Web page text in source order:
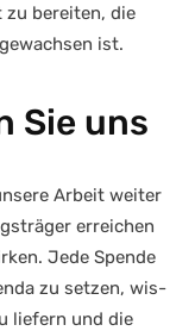
berei­ten, die
ist.
Sie uns
Arbeit wei­ter
errei­chen
Jede Spen­de
zu set­zen, wis­
lie­fern und die